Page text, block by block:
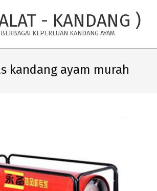
- KANDANG )
KEPERLUAN KANDANG AYAM
kandang ayam murah